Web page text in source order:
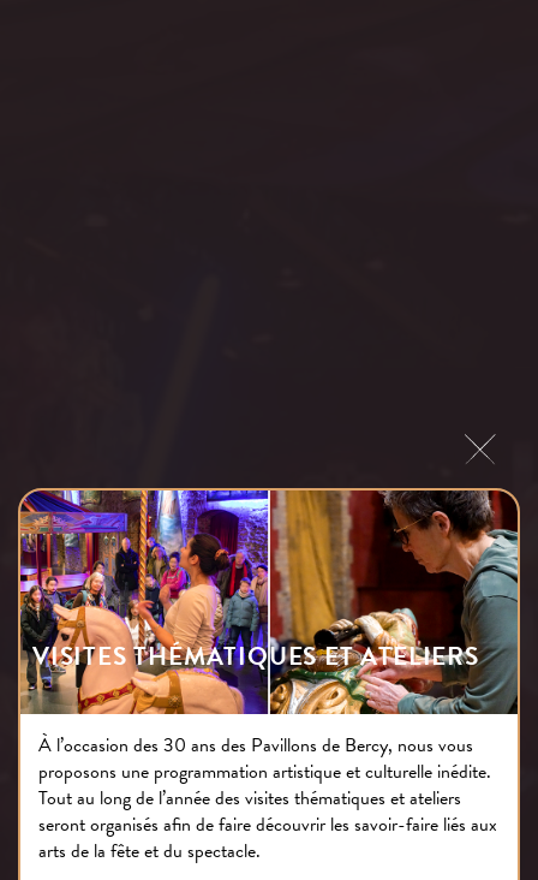
Contactez le Musée
des Arts Forains
VISITES THÉMATIQUES ET ATELIERS
À l’occasion des 30 ans des Pavillons de Bercy, nous vous
proposons une programmation artistique et culturelle inédite.
Tout au long de l’année des visites thématiques et ateliers
seront organisés afin de faire découvrir les savoir-faire liés aux
arts de la fête et du spectacle.